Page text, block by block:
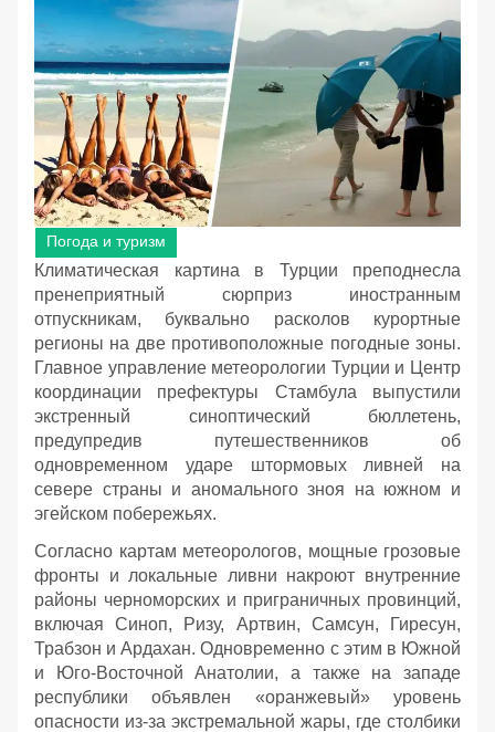
Погода и туризм
Климатическая картина в Турции преподнесла
пренеприятный сюрприз иностранным
отпускникам, буквально расколов курортные
регионы на две противоположные погодные зоны.
Главное управление метеорологии Турции и Центр
координации префектуры Стамбула выпустили
экстренный синоптический бюллетень,
предупредив путешественников об
одновременном ударе штормовых ливней на
севере страны и аномального зноя на южном и
эгейском побережьях.
Согласно картам метеорологов, мощные грозовые
фронты и локальные ливни накроют внутренние
районы черноморских и приграничных провинций,
включая Синоп, Ризу, Артвин, Самсун, Гиресун,
Трабзон и Ардахан. Одновременно с этим в Южной
и Юго-Восточной Анатолии, а также на западе
республики объявлен «оранжевый» уровень
опасности из-за экстремальной жары, где столбики